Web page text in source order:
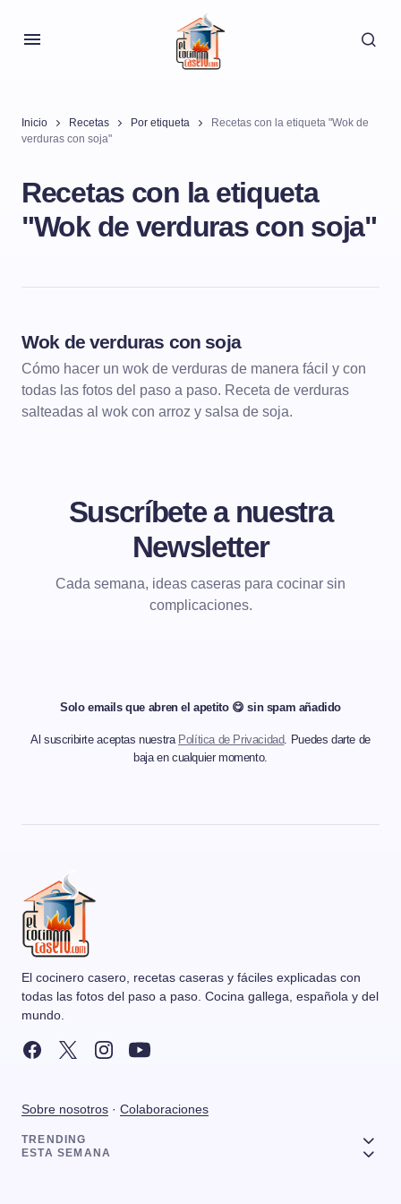
Inicio Recetas Por etiqueta
Recetas con la etiqueta "Wok de
verduras con soja"
Recetas con la etiqueta
"Wok de verduras con soja"
Wok de verduras con soja
Cómo hacer un wok de verduras de manera fácil y con
todas las fotos del paso a paso. Receta de verduras
salteadas al wok con arroz y salsa de soja.
Suscríbete a nuestra
Newsletter
Cada semana, ideas caseras para cocinar sin
complicaciones.
Solo emails que abren el apetito 😋 sin spam añadido
Al suscribirte aceptas nuestra Política de Privacidad. Puedes darte de
baja en cualquier momento.
El cocinero casero, recetas caseras y fáciles explicadas con
todas las fotos del paso a paso. Cocina gallega, española y del
mundo.
Sobre nosotros · Colaboraciones
TRENDING
ESTA SEMANA